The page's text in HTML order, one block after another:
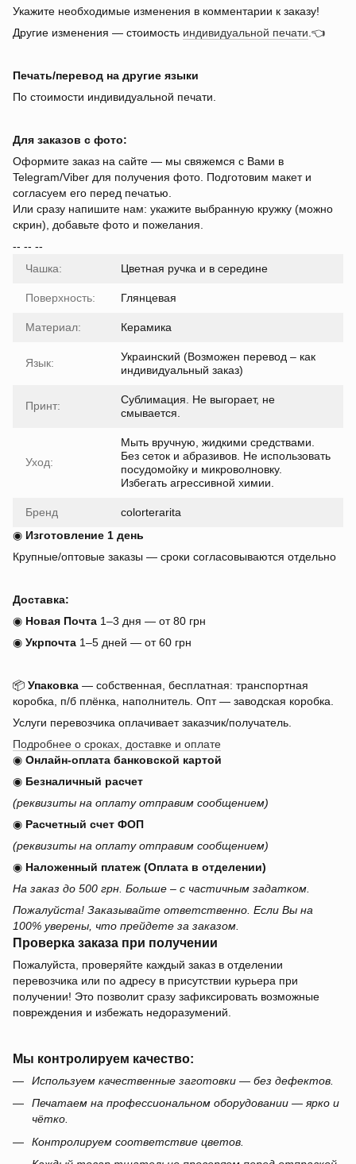
Укажите необходимые изменения в комментарии к заказу!
Другие изменения — стоимость индивидуальной печати .👈
Печать/перевод на другие языки
По стоимости индивидуальной печати.
Для заказов с фото:
Оформите заказ на сайте — мы свяжемся с Вами в
Telegram/Viber для получения фото. Подготовим макет и
согласуем его перед печатью.
Или сразу напишите нам: укажите выбранную кружку (можно
скрин), добавьте фото и пожелания.
-- -- --
Чашка:
Цветная ручка и в середине
Поверхность: Глянцевая
Материал: Керамика
Язык:
Украинский (Возможен перевод – как
индивидуальный заказ)
Принт:
Сублимация. Не выгорает, не
смывается.
Уход:
Мыть вручную, жидкими средствами.
Без сеток и абразивов. Не использовать
посудомойку и микроволновку.
Избегать агрессивной химии.
Бренд
colorterarita
◉ Изготовление 1 день
Крупные/оптовые заказы — сроки согласовываются отдельно
Доставка:
◉ Новая Почта 1–3 дня — от 80 грн
◉ Укрпочта 1–5 дней — от 60 грн
📦 Упаковка — собственная, бесплатная: транспортная
коробка, п/б плёнка, наполнитель. Опт — заводская коробка.
Услуги перевозчика оплачивает заказчик/получатель.
Подробнее о сроках, доставке и оплате
◉ Онлайн-оплата банковской картой
◉ Безналичный расчет
(реквизиты на оплату отправим сообщением)
◉ Расчетный счет ФОП
(реквизиты на оплату отправим сообщением)
◉ Наложенный платеж (Оплата в отделении)
На заказ до 500 грн. Больше – с частичным задатком.
Пожалуйста! Заказывайте ответственно. Если Вы на
100% уверены, что прейдете за заказом.
Проверка заказа при получении
Пожалуйста, проверяйте каждый заказ в отделении
перевозчика или по адресу в присутствии курьера при
получении! Это позволит сразу зафиксировать возможные
повреждения и избежать недоразумений.
Мы контролируем качество:
Используем качественные заготовки — без дефектов.
Печатаем на профессиональном оборудовании — ярко и
чётко.
Контролируем соответствие цветов.